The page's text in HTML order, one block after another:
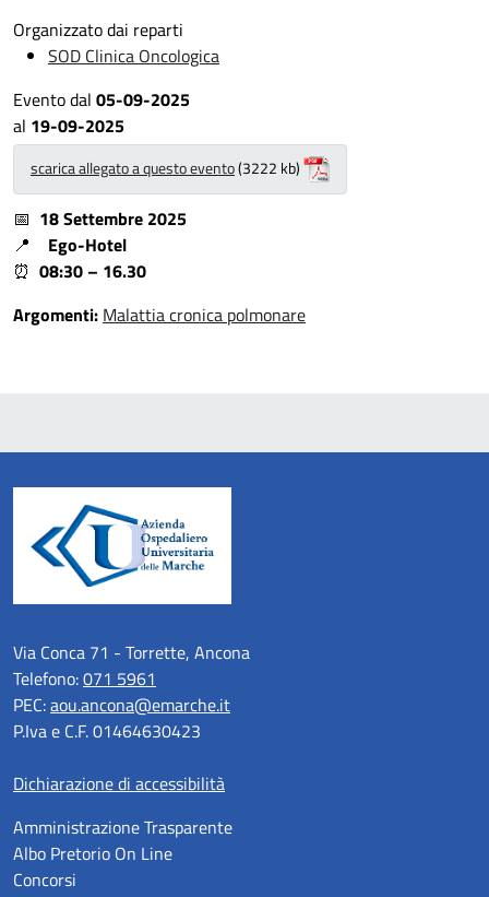
Organizzato dai reparti
SOD Clinica Oncologica
Evento dal 05-09-2025
al 19-09-2025
scarica allegato a questo evento(3222 kb)
📅 18 Settembre 2025
📍
Ego-Hotel
⏰ 08:30 – 16.30
Argomenti: Malattia cronica polmonare
Via Conca 71 - Torrette, Ancona
Telefono:071 5961
PEC:aou.ancona@emarche.it
P.Iva e C.F. 01464630423
Dichiarazione di accessibilità
Amministrazione Trasparente
Albo Pretorio On Line
Concorsi